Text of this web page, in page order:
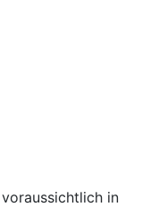
in